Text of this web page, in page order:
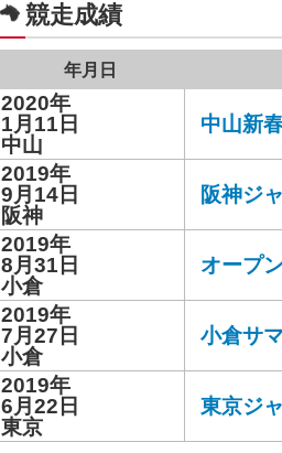
競走成績
年月日
2020年
1月11日
中山
中山新
2019年
9月14日
阪神
阪神ジ
2019年
8月31日
小倉
オープ
2019年
7月27日
小倉
小倉サ
2019年
6月22日
東京
東京ジ